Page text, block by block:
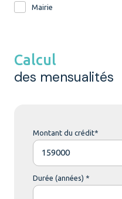
Mairie
Calcul
des mensualités
Montant du crédit*
Durée (années) *